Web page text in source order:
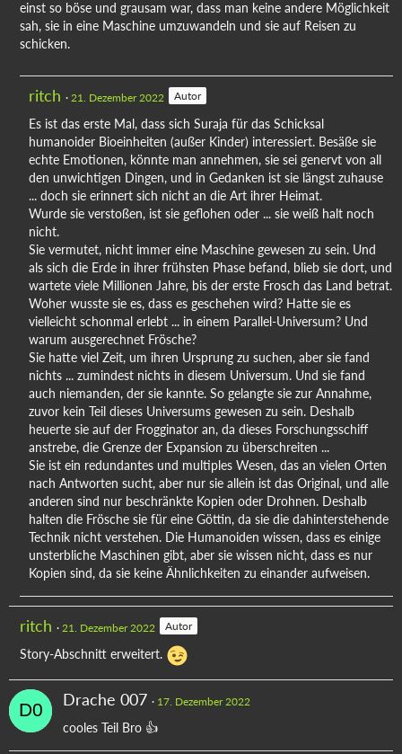
einst so böse und grausam war, dass man keine andere Möglichkeit
sah, sie in eine Maschine umzuwandeln und sie auf Reisen zu
schicken.
ritch 21. Dezember 2022 Autor
Es ist das erste Mal, dass sich Suraja für das Schicksal
humanoider Bioeinheiten (außer Kinder) interessiert. Besäße sie
echte Emotionen, könnte man annehmen, sie sei genervt von all
den unwichtigen Dingen, und in Gedanken ist sie längst zuhause
... doch sie erinnert sich nicht an die Art ihrer Heimat.
Wurde sie verstoßen, ist sie geflohen oder ... sie weiß halt noch
nicht.
Sie vermutet, nicht immer eine Maschine gewesen zu sein. Und
als sich die Erde in ihrer frühsten Phase befand, blieb sie dort, und
wartete viele Millionen Jahre, bis der erste Frosch das Land betrat.
Woher wusste sie es, dass es geschehen wird? Hatte sie es
vielleicht schonmal erlebt ... in einem Parallel-Universum? Und
warum ausgerechnet Frösche?
Sie hatte viel Zeit, um ihren Ursprung zu suchen, aber sie fand
nichts ... zumindest nichts in diesem Universum. Und sie fand
auch niemanden, der sie kannte. So gelangte sie zur Annahme,
zuvor kein Teil dieses Universums gewesen zu sein. Deshalb
heuerte sie auf der Frogginator an, da dieses Forschungsschiff
anstrebe, die Grenze der Expansion zu überschreiten ...
Sie ist ein redundantes und multiples Wesen, das an vielen Orten
nach Antworten sucht, aber nur sie allein ist das Original, und alle
anderen sind nur beschränkte Kopien oder Drohnen. Deshalb
halten die Frösche sie für eine Göttin, da sie die dahinterstehende
Technik nicht verstehen. Die Humanoiden wissen, dass es einige
unsterbliche Maschinen gibt, aber sie wissen nicht, dass es nur
Kopien sind, da sie keine Ähnlichkeiten zu einander aufweisen.
ritch 21. Dezember 2022 Autor
Story-Abschnitt erweitert.
Drache 007 17. Dezember 2022
cooles Teil Bro 👍